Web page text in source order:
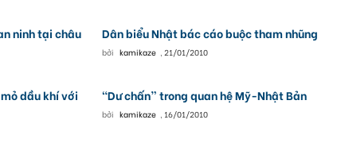
ninh tại châu
Dân biểu Nhật bác cáo buộc tham nhũng
bởi kamikaze , 21/01/2010
dầu khí với
“Dư chấn” trong quan hệ Mỹ-Nhật Bản
bởi kamikaze , 16/01/2010